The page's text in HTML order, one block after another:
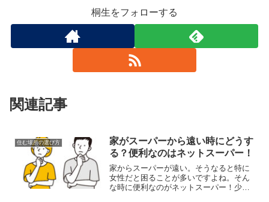
桐生をフォローする
関連記事
住む場所の選び方
家がスーパーから遠い時にどうす
る？便利なのはネットスーパー！
家からスーパーが遠い。そうなると特に
女性だと困ることが多いですよね。そん
な時に便利なのがネットスーパー！少し